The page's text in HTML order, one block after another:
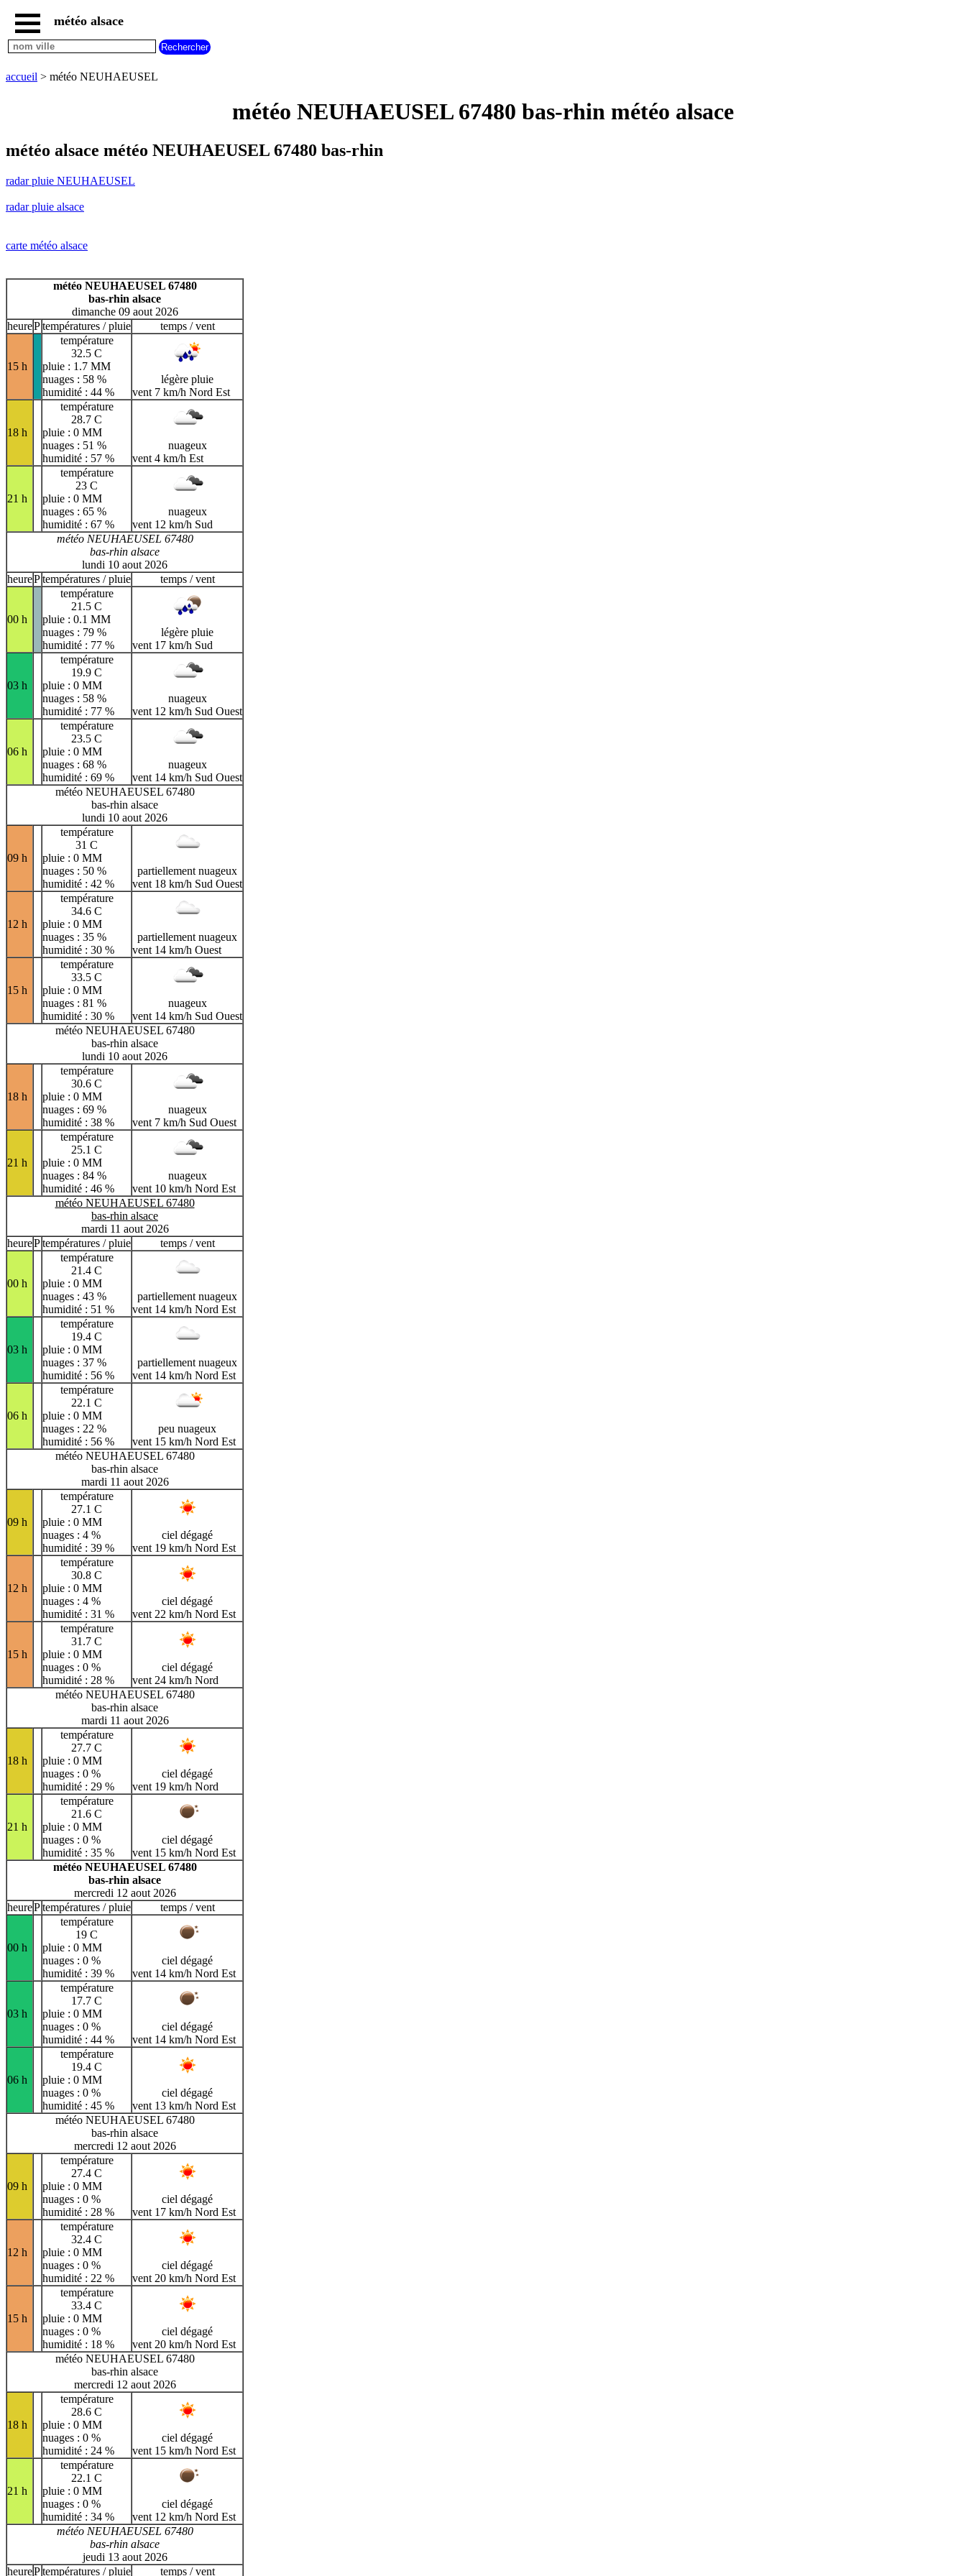
accueil
radar
NEUHAEUSEL
radar
pluie
carte
météo
france
villes
F
G
H
I J K L M
N
R S T
U
V
W X Y Z
météo alsace
accueil > météo NEUHAEUSEL
météo NEUHAEUSEL 67480 bas-rhin météo alsace
météo alsace météo NEUHAEUSEL 67480 bas-rhin
radar pluie NEUHAEUSEL
radar pluie alsace
carte météo alsace
météo NEUHAEUSEL 67480
bas-rhin alsace
dimanche 09 aout 2026
heurePtempératures / pluie temps / vent
15 h
température
32.5 C
pluie : 1.7 MM
nuages : 58 %
humidité : 44 %
légère pluie
vent 7 km/h Nord Est
18 h
température
28.7 C
pluie : 0 MM
nuages : 51 %
humidité : 57 %
nuageux
vent 4 km/h Est
21 h
température
23 C
pluie : 0 MM
nuages : 65 %
humidité : 67 %
nuageux
vent 12 km/h Sud
météo NEUHAEUSEL 67480
bas-rhin alsace
lundi 10 aout 2026
heurePtempératures / pluie temps / vent
00 h
température
21.5 C
pluie : 0.1 MM
nuages : 79 %
humidité : 77 %
légère pluie
vent 17 km/h Sud
03 h
température
19.9 C
pluie : 0 MM
nuages : 58 %
humidité : 77 %
nuageux
vent 12 km/h Sud Ouest
06 h
température
23.5 C
pluie : 0 MM
nuages : 68 %
humidité : 69 %
nuageux
vent 14 km/h Sud Ouest
météo NEUHAEUSEL 67480
bas-rhin alsace
lundi 10 aout 2026
09 h
température
31 C
pluie : 0 MM
nuages : 50 %
humidité : 42 %
partiellement nuageux
vent 18 km/h Sud Ouest
12 h
température
34.6 C
pluie : 0 MM
nuages : 35 %
humidité : 30 %
partiellement nuageux
vent 14 km/h Ouest
15 h
température
33.5 C
pluie : 0 MM
nuages : 81 %
humidité : 30 %
nuageux
vent 14 km/h Sud Ouest
météo NEUHAEUSEL 67480
bas-rhin alsace
lundi 10 aout 2026
18 h
température
30.6 C
pluie : 0 MM
nuages : 69 %
humidité : 38 %
nuageux
vent 7 km/h Sud Ouest
21 h
température
25.1 C
pluie : 0 MM
nuages : 84 %
humidité : 46 %
nuageux
vent 10 km/h Nord Est
météo NEUHAEUSEL 67480
bas-rhin alsace
mardi 11 aout 2026
heurePtempératures / pluie temps / vent
00 h
température
21.4 C
pluie : 0 MM
nuages : 43 %
humidité : 51 %
partiellement nuageux
vent 14 km/h Nord Est
03 h
température
19.4 C
pluie : 0 MM
nuages : 37 %
humidité : 56 %
partiellement nuageux
vent 14 km/h Nord Est
06 h
température
22.1 C
pluie : 0 MM
nuages : 22 %
humidité : 56 %
peu nuageux
vent 15 km/h Nord Est
météo NEUHAEUSEL 67480
bas-rhin alsace
mardi 11 aout 2026
09 h
température
27.1 C
pluie : 0 MM
nuages : 4 %
humidité : 39 %
ciel dégagé
vent 19 km/h Nord Est
12 h
température
30.8 C
pluie : 0 MM
nuages : 4 %
humidité : 31 %
ciel dégagé
vent 22 km/h Nord Est
15 h
température
31.7 C
pluie : 0 MM
nuages : 0 %
humidité : 28 %
ciel dégagé
vent 24 km/h Nord
météo NEUHAEUSEL 67480
bas-rhin alsace
mardi 11 aout 2026
18 h
température
27.7 C
pluie : 0 MM
nuages : 0 %
humidité : 29 %
ciel dégagé
vent 19 km/h Nord
21 h
température
21.6 C
pluie : 0 MM
nuages : 0 %
humidité : 35 %
ciel dégagé
vent 15 km/h Nord Est
météo NEUHAEUSEL 67480
bas-rhin alsace
mercredi 12 aout 2026
heurePtempératures / pluie temps / vent
00 h
température
19 C
pluie : 0 MM
nuages : 0 %
humidité : 39 %
ciel dégagé
vent 14 km/h Nord Est
03 h
température
17.7 C
pluie : 0 MM
nuages : 0 %
humidité : 44 %
ciel dégagé
vent 14 km/h Nord Est
06 h
température
19.4 C
pluie : 0 MM
nuages : 0 %
humidité : 45 %
ciel dégagé
vent 13 km/h Nord Est
météo NEUHAEUSEL 67480
bas-rhin alsace
mercredi 12 aout 2026
09 h
température
27.4 C
pluie : 0 MM
nuages : 0 %
humidité : 28 %
ciel dégagé
vent 17 km/h Nord Est
12 h
température
32.4 C
pluie : 0 MM
nuages : 0 %
humidité : 22 %
ciel dégagé
vent 20 km/h Nord Est
15 h
température
33.4 C
pluie : 0 MM
nuages : 0 %
humidité : 18 %
ciel dégagé
vent 20 km/h Nord Est
météo NEUHAEUSEL 67480
bas-rhin alsace
mercredi 12 aout 2026
18 h
température
28.6 C
pluie : 0 MM
nuages : 0 %
humidité : 24 %
ciel dégagé
vent 15 km/h Nord Est
21 h
température
22.1 C
pluie : 0 MM
nuages : 0 %
humidité : 34 %
ciel dégagé
vent 12 km/h Nord Est
météo NEUHAEUSEL 67480
bas-rhin alsace
jeudi 13 aout 2026
heurePtempératures / pluie temps / vent